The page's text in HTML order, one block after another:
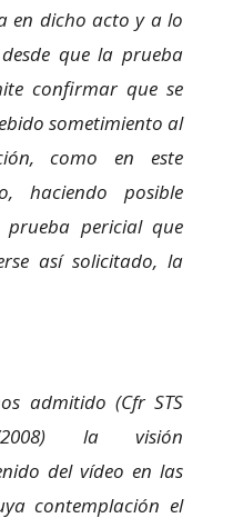
en dicho acto y a lo
que la prueba
confirmar que se
sometimiento al
como en este
haciendo posible
pericial que
así solicitado, la
admitido (Cfr STS
2008) la visión
del vídeo en las
contemplación el